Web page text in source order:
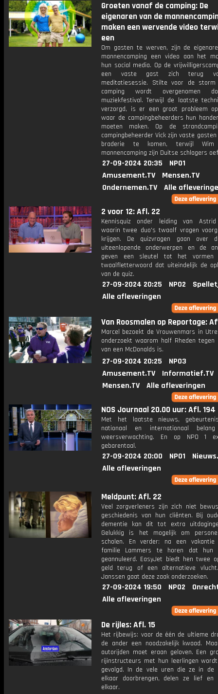
Groeten vanaf de camping: De
eigenaren van de
maken een wervende video
een
Om gasten te werven, zijn de
mannencamping een video aan het
hun social media. Op de
een vaste gast zich terug
meditatiesessie. Stilte voor de
camping wordt overgenomen
muziekfestival. Terwijl de laatste
verzorgd, is er een groot probleem
waar de campingbeheerders hun
moeten maken. Op de
campingbeheerder Vick zijn vaste
braderie te komen, terwijl
mannencamping zijn Duitse schlagers
27-09-2024 20:35
NPO1
Amusement.TV
Mensen.TV
Ondernemen.TV
Alle
2 voor 12: Afl. 22
Kennisquiz onder leiding van
waarin twee duo's twaalf vragen
krijgen. De quizvragen gaan over
uiteenlopende onderwerpen en de
geven een sleutel tot het vormen
twaalfletterwoord dat uiteindelijk de
van de quiz.
27-09-2024 20:25 NPO2
Alle afleveringen
Van Roosmalen op Reportage:
Marcel bezoekt de Vrouwenmars in
onderzoekt waarom half Rheden tegen
van een McDonalds is.
27-09-2024 20:25
NPO3
Amusement.TV
Informatief.TV
Mensen.TV
Alle afleveringen
NOS Journaal 20.00 uur: Afl. 194
Met het laatste nieuws,
nationaal en internationaal
weersverwachting. En op NPO 1
gebarentaal.
27-09-2024 20:00 NPO1
Alle afleveringen
Meldpunt: Afl. 22
Veel zorgverleners zijn zich niet
geschiedenis van hun cliënten. Bij
dementie kan dit tot extra
Gelukkig is het mogelijk om
scholen. En verder: na een
familie Lammers te horen dat hun
geannuleerd. EasyJet biedt hen twee
geld terug of een alternatieve
Janssen gaat deze zaak onderzoeken.
27-09-2024 19:50 NPO2
Alle afleveringen
De rijles: Afl. 15
Het rijbewijs: voor de één de ultieme
de ander een noodzakelijk kwaad.
autorijden moet eraan geloven. Een
rijinstructeurs met hun leerlingen
gevolgd. In de vele uren die ze in de
elkaar doorbrengen, delen ze lief en
elkaar.